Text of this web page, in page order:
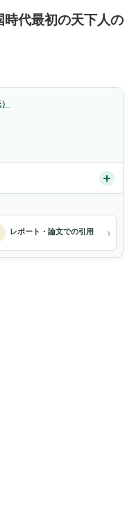
代最初の天下人の
レポート・論文での引用 ›